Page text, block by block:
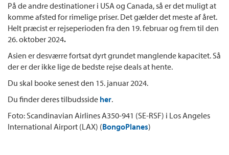
På de andre destinationer i USA og Canada, så er det muligt at
komme afsted for rimelige priser. Det gælder det meste af året.
Helt præcist er rejseperioden fra den 19. februar og frem til den
26. oktober 2024.
Asien er desværre fortsat dyrt grundet manglende kapacitet. Så
der er der ikke lige de bedste rejse deals at hente.
Du skal booke senest den 15. januar 2024.
Du finder deres tilbudsside her.
Foto: Scandinavian Airlines A350-941 (SE-RSF) i Los Angeles
International Airport (LAX) (BongoPlanes)